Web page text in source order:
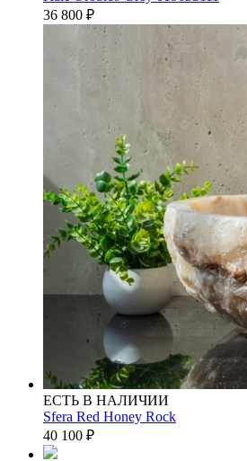
36 800 ₽
ЕСТЬ В НАЛИЧИИ
Sfera Red Honey Rock
40 100 ₽